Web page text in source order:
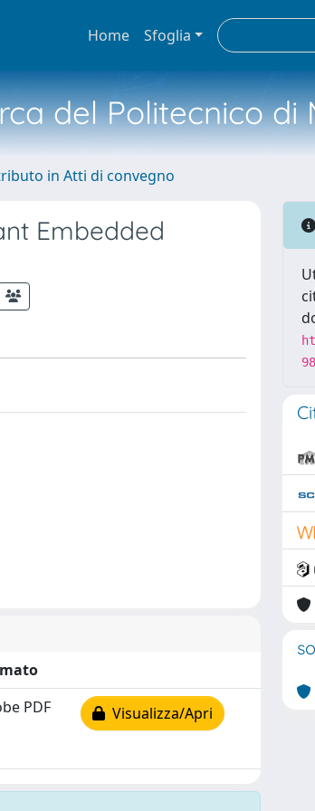
Home Sfoglia
del Politecnico di
in Atti di convegno
Embedded
PDF Visualizza/Apri
98